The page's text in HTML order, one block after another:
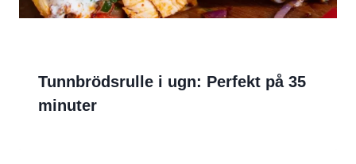
Tunnbrödsrulle i ugn: Perfekt på 35
minuter